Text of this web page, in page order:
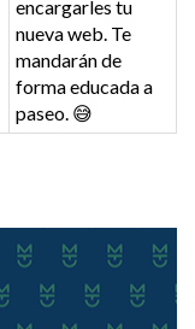
encargarles tu
nueva web. Te
mandarán de
forma educada a
paseo. 😅